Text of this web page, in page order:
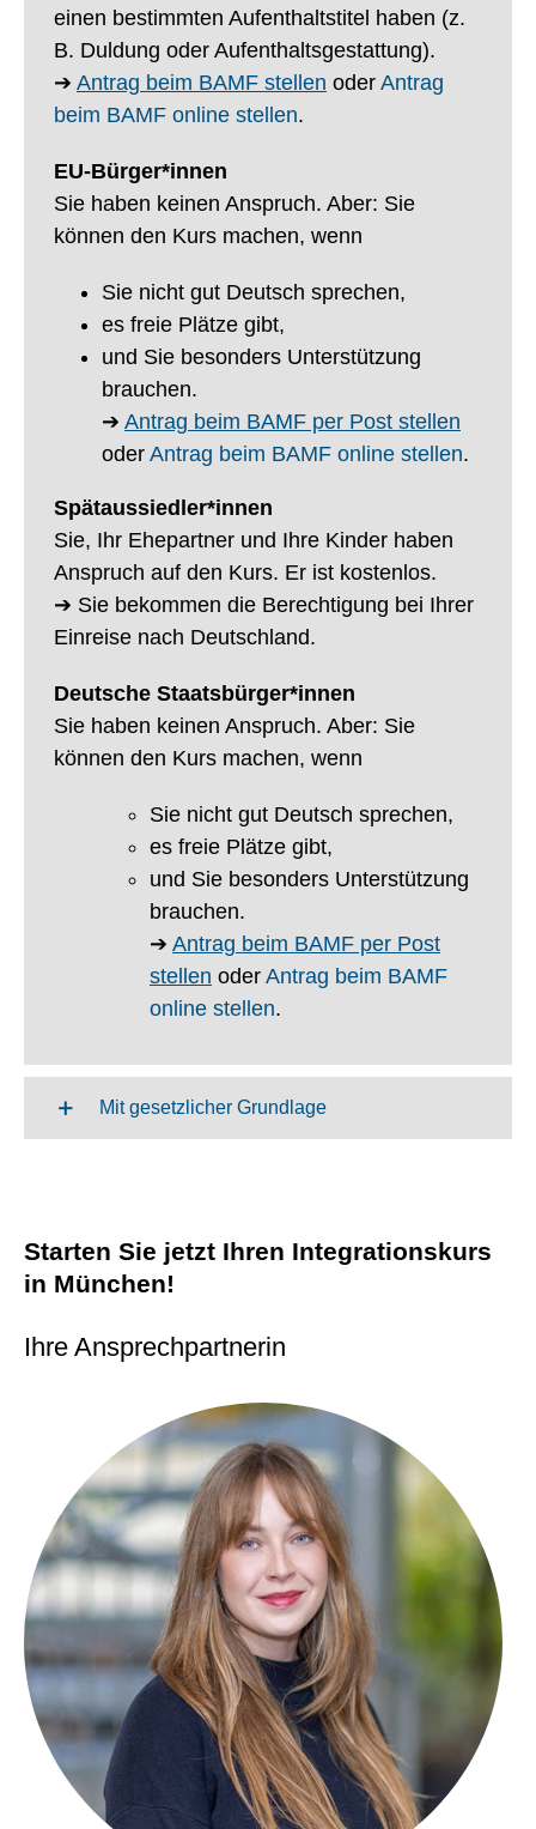
einen bestimmten Aufenthaltstitel haben (z.
B. Duldung oder Aufenthaltsgestattung).
➔ Antrag beim BAMF stellen oder Antrag
beim BAMF online stellen.
EU-Bürger*innen
Sie haben keinen Anspruch. Aber: Sie
können den Kurs machen, wenn
Sie nicht gut Deutsch sprechen,
es freie Plätze gibt,
und Sie besonders Unterstützung
brauchen.
➔ Antrag beim BAMF per Post stellen
oder Antrag beim BAMF online stellen.
Spätaussiedler*innen
Sie, Ihr Ehepartner und Ihre Kinder haben
Anspruch auf den Kurs. Er ist kostenlos.
➔ Sie bekommen die Berechtigung bei Ihrer
Einreise nach Deutschland.
Deutsche Staatsbürger*innen
Sie haben keinen Anspruch. Aber: Sie
können den Kurs machen, wenn
Sie nicht gut Deutsch sprechen,
es freie Plätze gibt,
und Sie besonders Unterstützung
brauchen.
➔ Antrag beim BAMF per Post
stellen oder Antrag beim BAMF
online stellen.
Mit gesetzlicher Grundlage
Starten Sie jetzt Ihren Integrationskurs
in München!
Ihre Ansprechpartnerin